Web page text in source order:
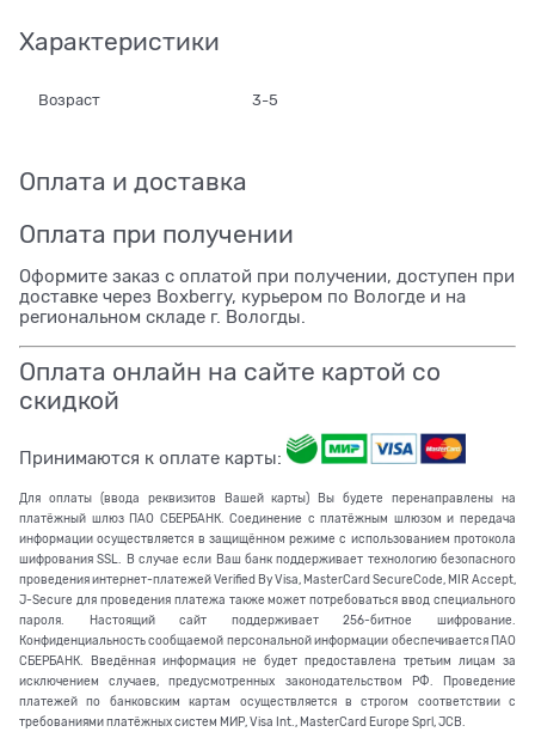
Характеристики
Возраст 3-5
Оплата и доставка
Оплата при получении
Оформите заказ с оплатой при получении, доступен при
доставке через Boxberry, курьером по Вологде и на
региональном складе г. Вологды.
Оплата онлайн на сайте картой со
скидкой
Принимаются к оплате карты:
Для оплаты (ввода реквизитов Вашей карты) Вы будете перенаправлены на
платёжный шлюз ПАО СБЕРБАНК. Соединение с платёжным шлюзом и передача
информации осуществляется в защищённом режиме с использованием протокола
шифрования SSL. В случае если Ваш банк поддерживает технологию безопасного
проведения интернет-платежей Verified By Visa, MasterCard SecureCode, MIR Accept,
J-Secure для проведения платежа также может потребоваться ввод специального
пароля. Настоящий сайт поддерживает 256-битное шифрование.
Конфиденциальность сообщаемой персональной информации обеспечивается ПАО
СБЕРБАНК. Введённая информация не будет предоставлена третьим лицам за
исключением случаев, предусмотренных законодательством РФ. Проведение
платежей по банковским картам осуществляется в строгом соответствии с
требованиями платёжных систем МИР, Visa Int., MasterCard Europe Sprl, JCB.